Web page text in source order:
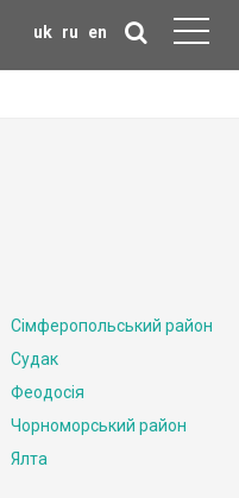
uk ru en
Сімферопольський район
Судак
Феодосія
Чорноморський район
Ялта